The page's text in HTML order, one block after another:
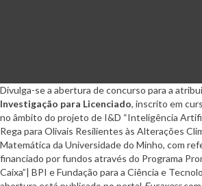
Divulga-se a abertura de concurso para a
Investigação para Licenciado, inscrito em
no âmbito do projeto de I&D “Inteligência
Rega para Olivais Resilientes às Alterações
Matemática da Universidade do Minho, com
financiado por fundos através do Programa
Caixa”| BPI e Fundação para a Ciência e